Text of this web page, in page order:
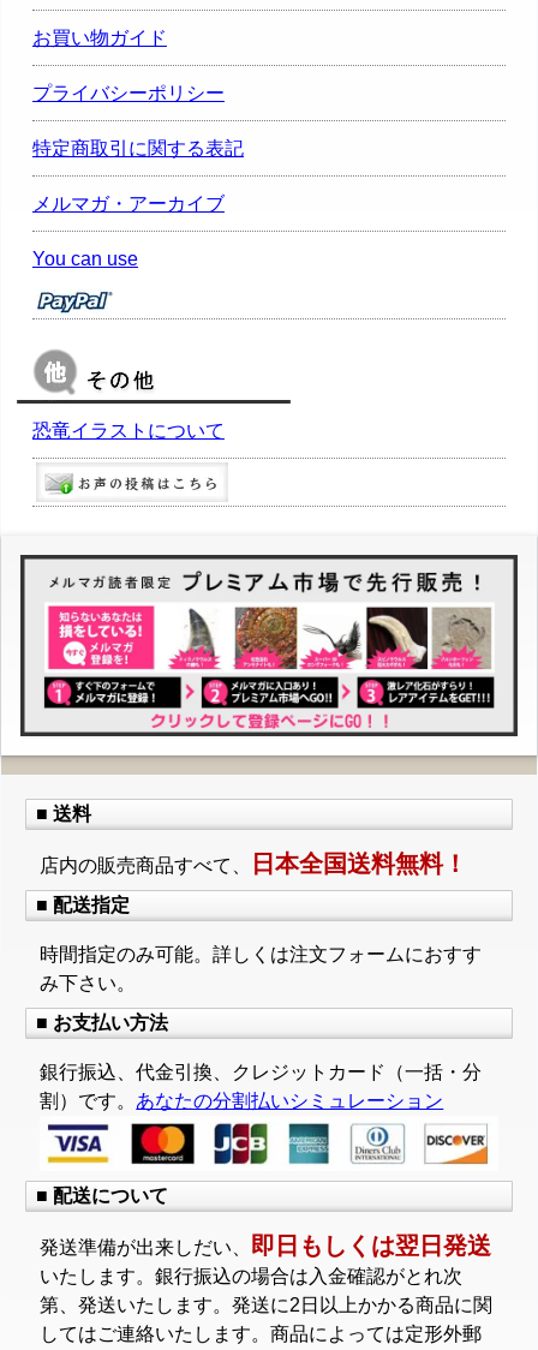
お買い物ガイド
プライバシーポリシー
特定商取引に関する表記
メルマガ・アーカイブ
You can use
恐竜イラストについて
■ 送料
店内の販売商品すべて、 日本全国送料無料！
■ 配送指定
時間指定のみ可能。詳しくは注文フォームにおすす
み下さい。
■ お支払い方法
銀行振込、代金引換、クレジットカード（一括・分
割）です。 あなたの分割払いシミュレーション
■ 配送について
発送準備が出来しだい、 即日もしくは翌日発送
いたします。銀行振込の場合は入金確認がとれ次
第、発送いたします。発送に2日以上かかる商品に関
してはご連絡いたします。商品によっては定形外郵